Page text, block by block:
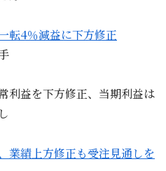
転4％減益に下方修正
利益を下方修正、当期利益は
業績上方修正も受注見通しを